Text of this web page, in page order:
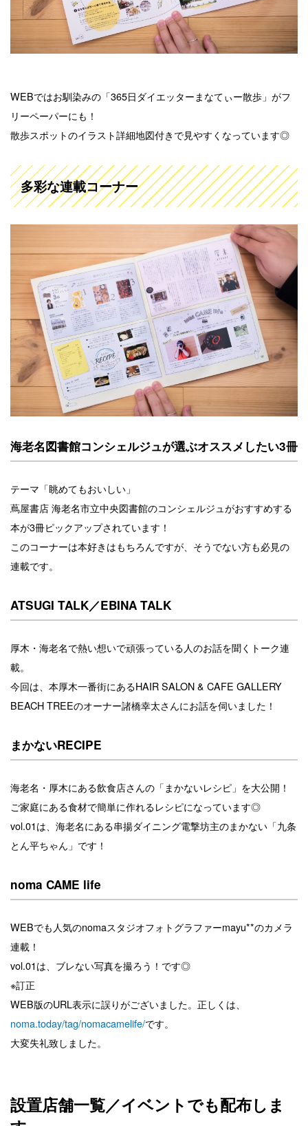
WEBではお馴染みの「365日ダイエッターまなてぃー散歩」がフ
リーペーパーにも！
散歩スポットのイラスト詳細地図付きで見やすくなっています◎
多彩な連載コーナー
海老名図書館コンシェルジュが選ぶオススメしたい3冊
テーマ「眺めてもおいしい」
蔦屋書店 海老名市立中央図書館のコンシェルジュがおすすめする
本が3冊ピックアップされています！
このコーナーは本好きはもちろんですが、そうでない方も必見の
連載です。
ATSUGI TALK／EBINA TALK
厚木・海老名で熱い想いで頑張っている人のお話を聞くトーク連
載。
今回は、本厚木一番街にあるHAIR SALON & CAFE GALLERY
BEACH TREEのオーナー諸橋幸太さんにお話を伺いました！
まかないRECIPE
海老名・厚木にある飲食店さんの「まかないレシピ」を大公開！
ご家庭にある食材で簡単に作れるレシピになっています◎
vol.01は、海老名にある串揚ダイニング電撃坊主のまかない「九条
とん平ちゃん」です！
noma CAME life
WEBでも人気のnomaスタジオフォトグラファーmayu**のカメラ
連載！
vol.01は、ブレない写真を撮ろう！です◎
※訂正
WEB版のURL表示に誤りがございました。正しくは、
noma.today/tag/nomacamelife/です。
大変失礼致しました。
設置店舗一覧／イベントでも配布しま